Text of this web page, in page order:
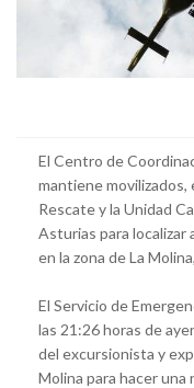
El Centro de
mantiene
Rescate y la Unidad
Asturias para localizar
en la zona de La
El Servicio de
las 21:26 horas de
del excursionista y
Molina para hacer